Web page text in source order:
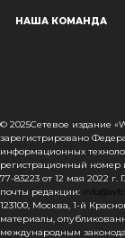
Наш сайт
пользователям,
информацию,
сайта, вы
файлов cookie в
в отношении
с тем, чтобы мы
то вы должны
настройки
НАША КОМАНДА
© 2025Сетевое издание
зарегистрировано
информационных
регистрационный номер
77-83223 от 12 мая 2022
почты редакции:
123100, Москва, 1-й
материалы,
международным